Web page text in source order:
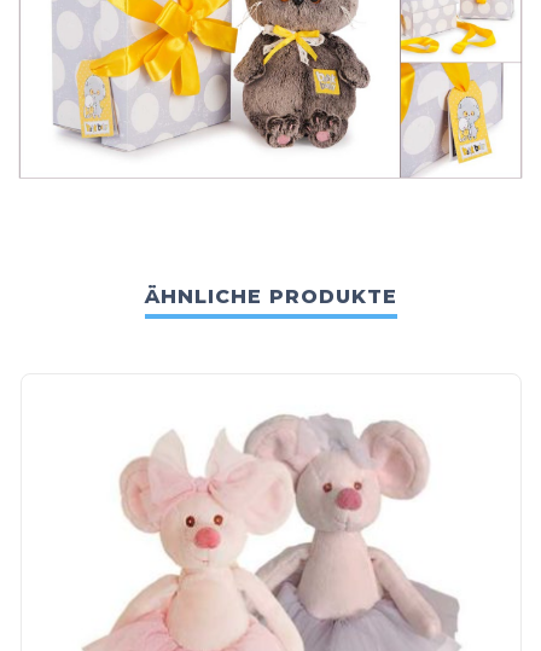
ÄHNLICHE PRODUKTE